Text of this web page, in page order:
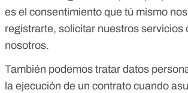
es el consentimiento que tú mismo
registrarte, solicitar nuestros servicios
nosotros.
También podemos tratar datos
la ejecución de un contrato cuando